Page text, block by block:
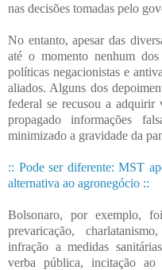
nas decisões tomadas pelo
No entanto, apesar das
até o momento nenhum
políticas negacionistas e
aliados. Alguns dos
federal se recusou a
propagado informações
minimizado a gravidade da
:: Pode ser diferente: MST
alternativa ao agronegócio ::
Bolsonaro, por exemplo,
prevaricação,
infração a medidas
verba pública, incitação ao